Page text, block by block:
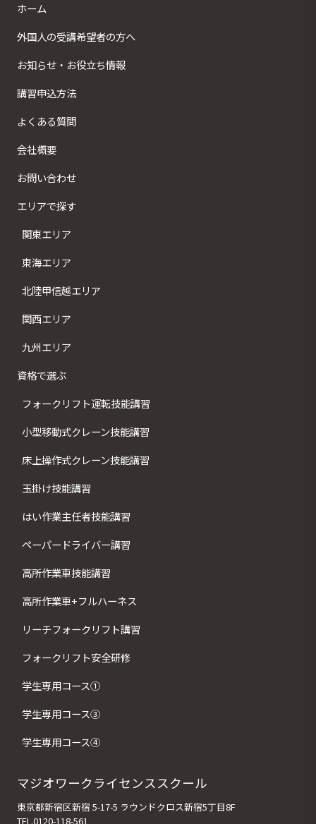
ホーム
外国人の受講希望者の方へ
お知らせ・お役立ち情報
講習申込方法
よくある質問
会社概要
お問い合わせ
エリアで探す
関東エリア
東海エリア
北陸甲信越エリア
関西エリア
九州エリア
資格で選ぶ
フォークリフト運転技能講習
小型移動式クレーン技能講習
床上操作式クレーン技能講習
玉掛け技能講習
はい作業主任者技能講習
ペーパードライバー講習
高所作業車技能講習
高所作業車+フルハーネス
リーチフォークリフト講習
フォークリフト安全研修
学生専用コース①
学生専用コース③
学生専用コース④
マジオワークライセンススクール
東京都新宿区新宿 5-17-5 ラウンドクロス新宿5丁目8F
TEL.0120-118-561